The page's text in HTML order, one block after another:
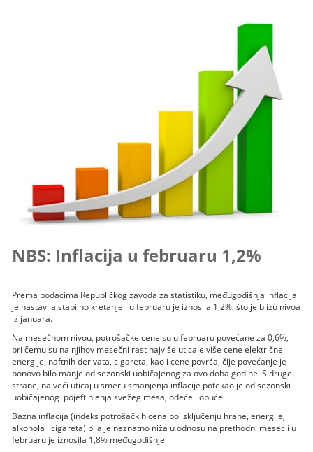
NBS: Inflacija u februaru 1,2%
Prema podacima Republičkog zavoda za statistiku, međugodišnja inflacija
je nastavila stabilno kretanje i u februaru je iznosila 1,2%, što je blizu nivoa
iz januara.
Na mesečnom nivou, potrošačke cene su u februaru povećane za 0,6%,
pri čemu su na njihov mesečni rast najviše uticale više cene električne
energije, naftnih derivata, cigareta, kao i cene povrća, čije povećanje je
ponovo bilo manje od sezonski uobičajenog za ovo doba godine. S druge
strane, najveći uticaj u smeru smanjenja inflacije potekao je od sezonski
uobičajenog pojeftinjenja svežeg mesa, odeće i obuće.
Bazna inflacija (indeks potrošačkih cena po isključenju hrane, energije,
alkohola i cigareta) bila je neznatno niža u odnosu na prethodni mesec i u
februaru je iznosila 1,8% međugodišnje.